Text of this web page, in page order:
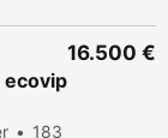
ecovip
183
16.500 €